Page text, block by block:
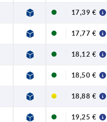
17,39 €
17,77 €
18,12 €
18,50 €
18,88 €
19,25 €